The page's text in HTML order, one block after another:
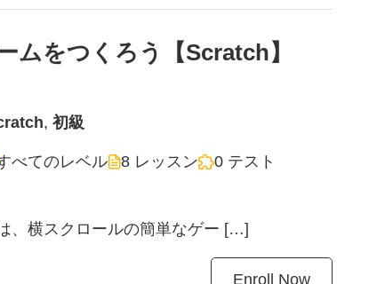
ムをつくろう【Scratch】
,初級
べてのレベル 8 レッスン
0 テスト
、横スクロールの簡単なゲー […]
Enroll Now